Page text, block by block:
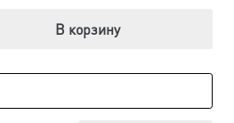
В корзину